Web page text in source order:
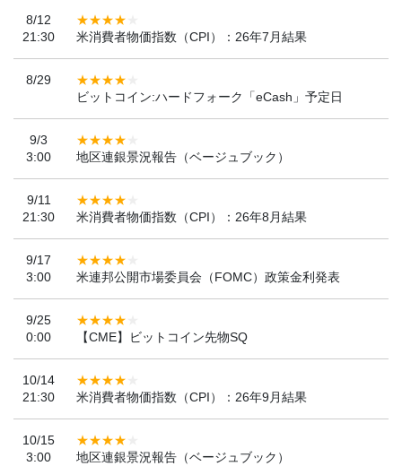
8/12
21:30
米消費者物価指数（CPI）：26年7月結果
8/29
ビットコイン:ハードフォーク「eCash」予定日
9/3
3:00
地区連銀景況報告（ベージュブック）
9/11
21:30
米消費者物価指数（CPI）：26年8月結果
9/17
3:00
米連邦公開市場委員会（FOMC）政策金利発表
9/25
0:00
【CME】ビットコイン先物SQ
10/14
21:30
米消費者物価指数（CPI）：26年9月結果
10/15
3:00
地区連銀景況報告（ベージュブック）